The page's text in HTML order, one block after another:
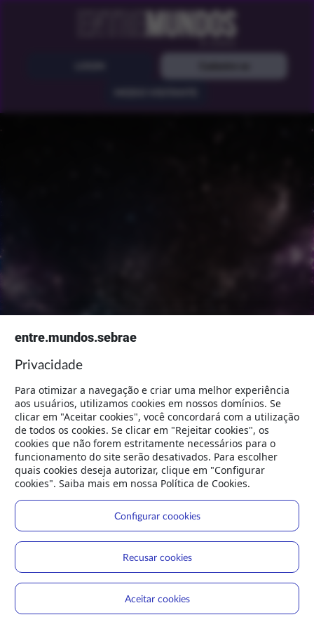
entre.mundos.sebrae
Privacidade
Para otimizar a navegação e criar uma melhor experiência
aos usuários, utilizamos cookies em nossos domínios. Se
clicar em "Aceitar cookies", você concordará com a utilização
de todos os cookies. Se clicar em "Rejeitar cookies", os
cookies que não forem estritamente necessários para o
funcionamento do site serão desativados. Para escolher
quais cookies deseja autorizar, clique em "Configurar
cookies". Saiba mais em nossa Política de Cookies.
Configurar coookies
Recusar cookies
Aceitar cookies